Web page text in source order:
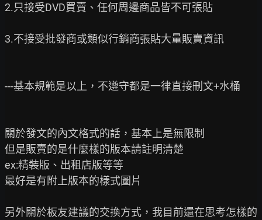
2.只接受DVD買賣、任何周邊商品皆不可張貼
3.不接受批發商或類似行銷商張貼大量販賣資訊
---基本規範是以上，不遵守都是一律直接刪文+水桶
關於發文的內文格式的話，基本上是無限制
但是販賣的是什麼樣的版本請註明清楚
ex:精裝版、出租店版等等
最好是有附上版本的樣式圖片
另外關於板友建議的交換方式，我目前還在思考怎樣的